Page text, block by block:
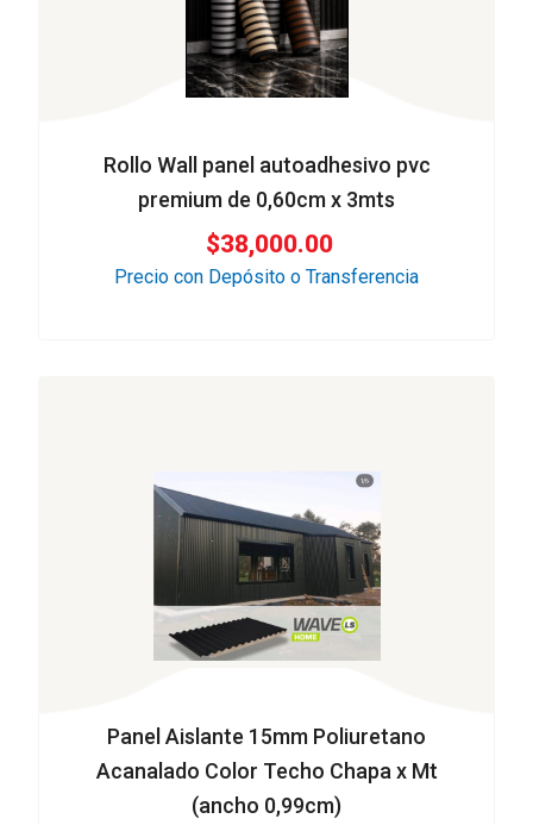
Rollo Wall panel autoadhesivo pvc
premium de 0,60cm x 3mts
$38,000.00
Precio con Depósito o Transferencia
Panel Aislante 15mm Poliuretano
Acanalado Color Techo Chapa x Mt
(ancho 0,99cm)